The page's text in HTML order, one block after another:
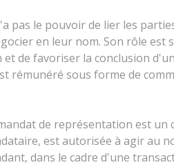
pas le pouvoir de lier les
en leur nom. Son rôle est
de favoriser la conclusion
rémunéré sous forme de
de représentation est un
est autorisée à agir au
dans le cadre d'une